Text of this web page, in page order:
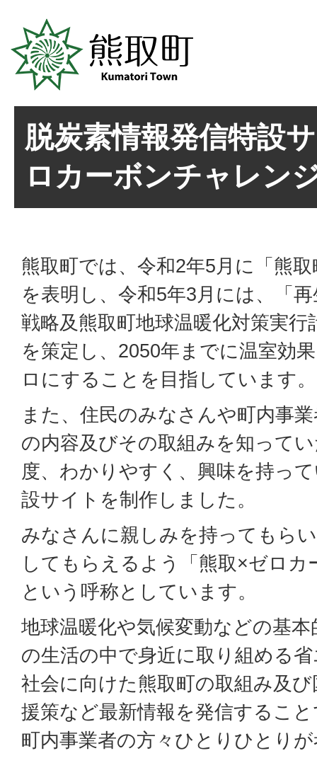
脱炭素情報発信特設
ロカーボンチャレン
熊取町では、令和2年5月に「熊
を表明し、令和5年3月には、「
戦略及熊取町地球温暖化対策実行
を策定し、2050年までに温室効
ロにすることを目指しています。
また、住民のみなさんや町内事
の内容及びその取組みを知って
度、わかりやすく、興味を持っ
設サイトを制作しました。
みなさんに親しみを持ってもら
してもらえるよう「熊取×ゼロ
という呼称としています。
地球温暖化や気候変動などの基
の生活の中で身近に取り組める
社会に向けた熊取町の取組み及
援策など最新情報を発信するこ
町内事業者の方々ひとりひとり